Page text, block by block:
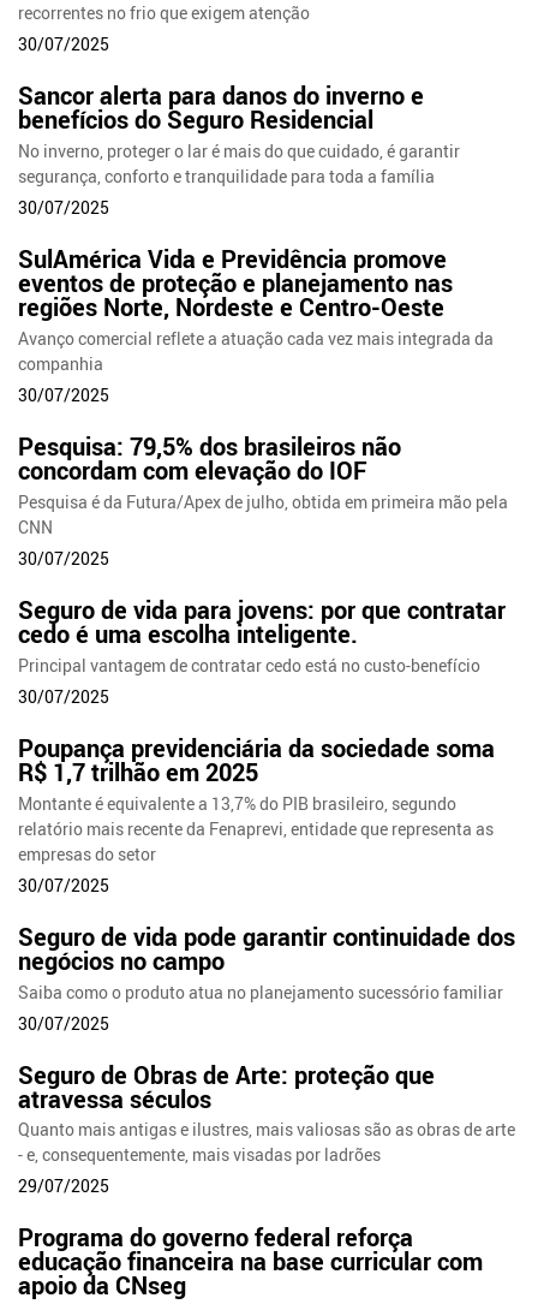
recorrentes no frio que exigem atenção
30/07/2025
Sancor alerta para danos do inverno e
benefícios do Seguro Residencial
No inverno, proteger o lar é mais do que cuidado, é garantir
segurança, conforto e tranquilidade para toda a família
30/07/2025
SulAmérica Vida e Previdência promove
eventos de proteção e planejamento nas
regiões Norte, Nordeste e Centro-Oeste
Avanço comercial reflete a atuação cada vez mais integrada da
companhia
30/07/2025
Pesquisa: 79,5% dos brasileiros não
concordam com elevação do IOF
Pesquisa é da Futura/Apex de julho, obtida em primeira mão pela
CNN
30/07/2025
Seguro de vida para jovens: por que contratar
cedo é uma escolha inteligente.
Principal vantagem de contratar cedo está no custo-benefício
30/07/2025
Poupança previdenciária da sociedade soma
R$ 1,7 trilhão em 2025
Montante é equivalente a 13,7% do PIB brasileiro, segundo
relatório mais recente da Fenaprevi, entidade que representa as
empresas do setor
30/07/2025
Seguro de vida pode garantir continuidade dos
negócios no campo
Saiba como o produto atua no planejamento sucessório familiar
30/07/2025
Seguro de Obras de Arte: proteção que
atravessa séculos
Quanto mais antigas e ilustres, mais valiosas são as obras de arte
- e, consequentemente, mais visadas por ladrões
29/07/2025
Programa do governo federal reforça
educação financeira na base curricular com
apoio da CNseg